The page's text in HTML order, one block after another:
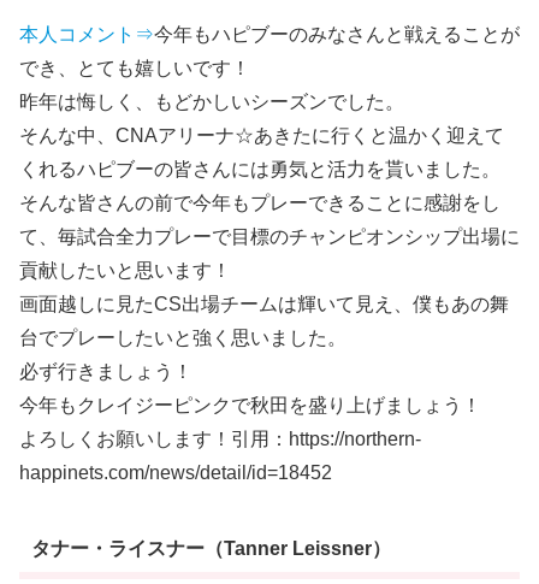
本人コメント⇒今年もハピブーのみなさんと戦えることが
でき、とても嬉しいです！
昨年は悔しく、もどかしいシーズンでした。
そんな中、CNAアリーナ☆あきたに行くと温かく迎えて
くれるハピブーの皆さんには勇気と活力を貰いました。
そんな皆さんの前で今年もプレーできることに感謝をし
て、毎試合全力プレーで目標のチャンピオンシップ出場に
貢献したいと思います！
画面越しに見たCS出場チームは輝いて見え、僕もあの舞
台でプレーしたいと強く思いました。
必ず行きましょう！
今年もクレイジーピンクで秋田を盛り上げましょう！
よろしくお願いします！引用：https://northern-
happinets.com/news/detail/id=18452
タナー・ライスナー（Tanner Leissner）